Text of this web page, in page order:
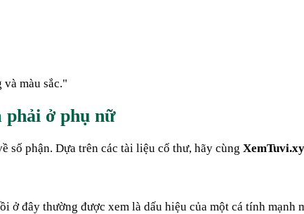
màu sắc."
phải ở phụ nữ
số phận. Dựa trên các tài liệu cổ thư, hãy cùng
đây thường được xem là dấu hiệu của một cá tính mạnh